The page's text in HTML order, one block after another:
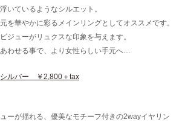
いているようなシルエット。
を華やかに彩るメインリングとしてオススメです。
ジューがリュクスな印象を与えます。
わせる事で、より女性らしい手元へ…
ルバー ￥2,800＋tax
ーが揺れる、優美なモチーフ付きの2wayイヤリン